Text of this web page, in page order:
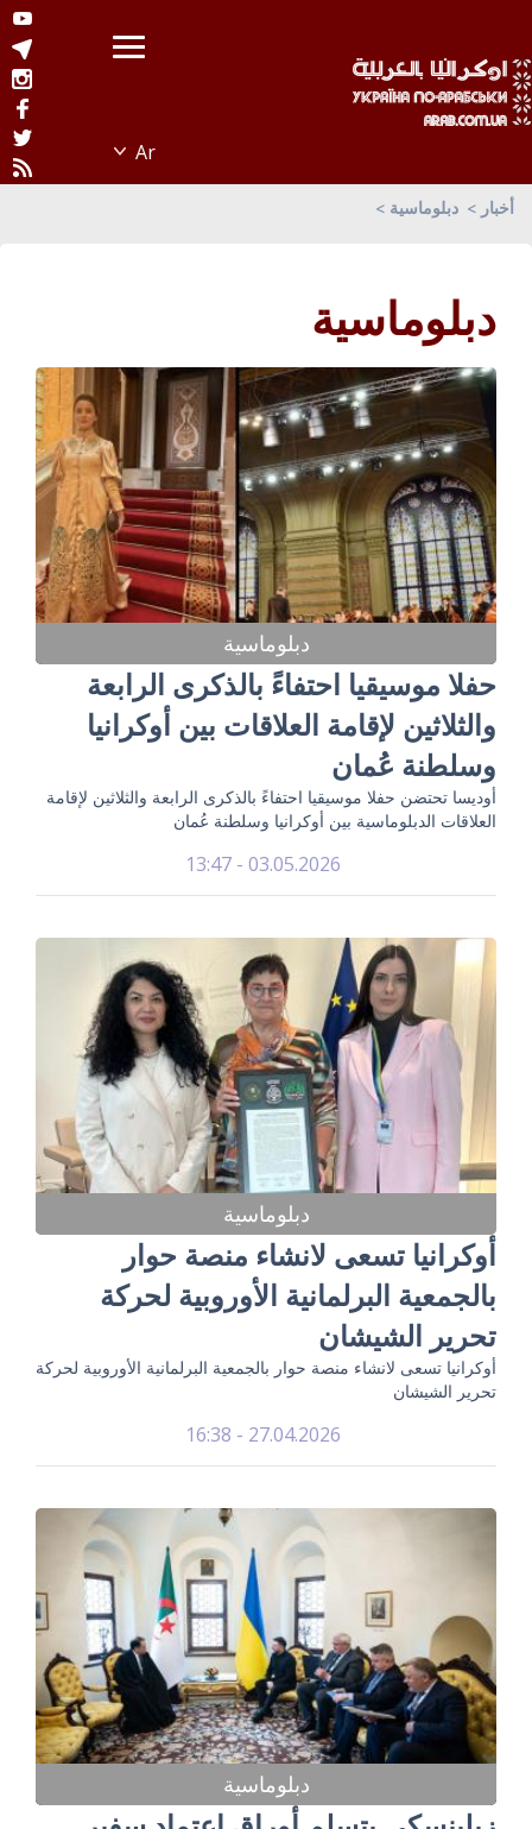
أخبار دبلوماسية
دبلوماسية
دبلوماسية
حفلا موسيقيا احتفاءً بالذكرى الرابعة
والثلاثين لإقامة العلاقات بين أوكرانيا
وسلطنة عُمان
أوديسا تحتضن حفلا موسيقيا احتفاءً بالذكرى الرابعة والثلاثين لإقامة
العلاقات الدبلوماسية بين أوكرانيا وسلطنة عُمان
03.05.2026 - 13:47
دبلوماسية
أوكرانيا تسعى لانشاء منصة حوار
بالجمعية البرلمانية الأوروبية لحركة
تحرير الشيشان
أوكرانيا تسعى لانشاء منصة حوار بالجمعية البرلمانية الأوروبية لحركة
تحرير الشيشان
27.04.2026 - 16:38
دبلوماسية